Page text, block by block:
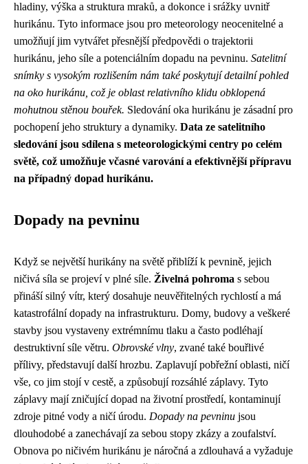
hladiny, výška a struktura mraků, a dokonce i srážky uvnitř
hurikánu. Tyto informace jsou pro meteorology neocenitelné a
umožňují jim vytvářet přesnější předpovědi o trajektorii
hurikánu, jeho síle a potenciálním dopadu na pevninu. Satelitní
snímky s vysokým rozlišením nám také poskytují detailní pohled
na oko hurikánu, což je oblast relativního klidu obklopená
mohutnou stěnou bouřek. Sledování oka hurikánu je zásadní pro
pochopení jeho struktury a dynamiky. Data ze satelitního
sledování jsou sdílena s meteorologickými centry po celém
světě, což umožňuje včasné varování a efektivnější přípravu
na případný dopad hurikánu.
Dopady na pevninu
Když se největší hurikány na světě přiblíží k pevnině, jejich
ničivá síla se projeví v plné síle. Živelná pohroma s sebou
přináší silný vítr, který dosahuje neuvěřitelných rychlostí a má
katastrofální dopady na infrastrukturu. Domy, budovy a veškeré
stavby jsou vystaveny extrémnímu tlaku a často podléhají
destruktivní síle větru. Obrovské vlny, zvané také bouřlivé
přílivy, představují další hrozbu. Zaplavují pobřežní oblasti, ničí
vše, co jim stojí v cestě, a způsobují rozsáhlé záplavy. Tyto
záplavy mají zničující dopad na životní prostředí, kontaminují
zdroje pitné vody a ničí úrodu. Dopady na pevninu jsou
dlouhodobé a zanechávají za sebou stopy zkázy a zoufalství.
Obnova po ničivém hurikánu je náročná a zdlouhavá a vyžaduje